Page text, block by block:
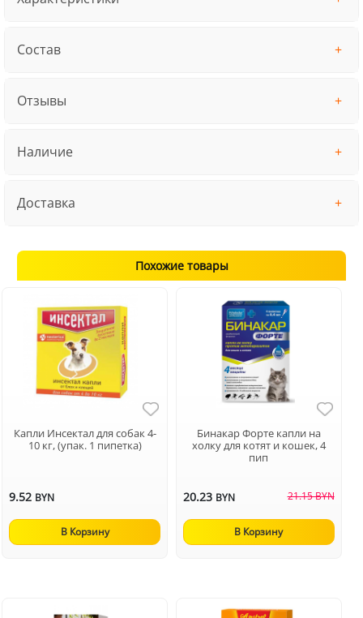
Состав
Отзывы
Наличие
Доставка
Похожие товары
Капли Инсектал для собак 4-
10 кг, (упак. 1 пипетка)
9.52 BYN
В Корзину
Бинакар Форте капли на
холку для котят и кошек, 4
пип
20.23 BYN 21.15 BYN
В Корзину